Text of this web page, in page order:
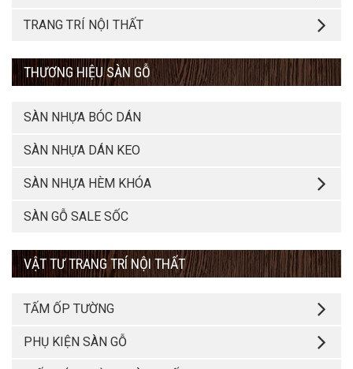
TRANG TRÍ NỘI THẤT
THƯƠNG HIỆU SÀN GỖ
SÀN NHỰA BÓC DÁN
SÀN NHỰA DÁN KEO
SÀN NHỰA HÈM KHÓA
SÀN GỖ SALE SỐC
VẬT TƯ TRANG TRÍ NỘI THẤT
TẤM ỐP TƯỜNG
PHỤ KIỆN SÀN GỖ